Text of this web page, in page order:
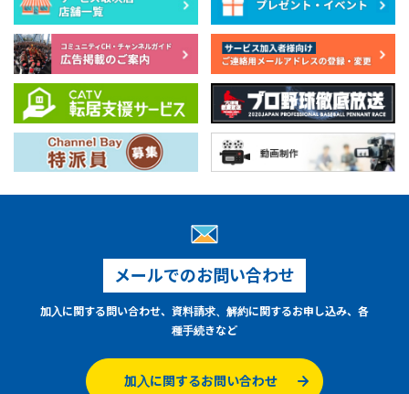
メールでのお問い合わせ
加入に関する問い合わせ、資料請求、解約に関するお申し込み、各
種手続きなど
加入に関するお問い合わせ